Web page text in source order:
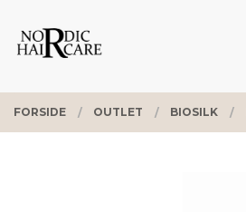
innholdet
PRODUKTER
FORSIDE OUTLET BIOSILK